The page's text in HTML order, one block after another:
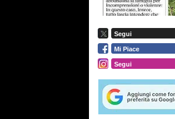
Segui
Mi Piace
Segui